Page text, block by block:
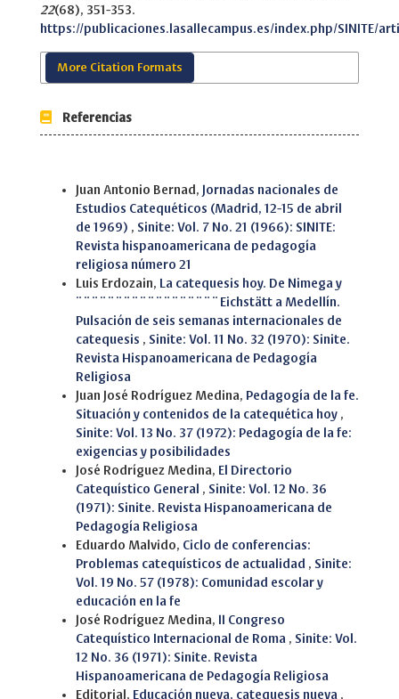
22(68), 351-353.
https://publicaciones.lasallecampus.es/index.php/SINITE/
More Citation Formats
Referencias
Juan Antonio Bernad, Jornadas nacionales de
Estudios Catequéticos (Madrid, 12-15 de abril
de 1969) , Sinite: Vol. 7 No. 21 (1966): SINITE:
Revista hispanoamericana de pedagogía
religiosa número 21
Luis Erdozain, La catequesis hoy. De Nimega y
¨¨¨¨¨¨¨¨¨¨¨¨¨¨¨¨¨¨Eichstätt a Medellín.
Pulsación de seis semanas internacionales de
catequesis , Sinite: Vol. 11 No. 32 (1970): Sinite.
Revista Hispanoamericana de Pedagogía
Religiosa
Juan José Rodríguez Medina, Pedagogía de la fe.
Situación y contenidos de la catequética hoy ,
Sinite: Vol. 13 No. 37 (1972): Pedagogía de la fe:
exigencias y posibilidades
José Rodríguez Medina, El Directorio
Catequístico General , Sinite: Vol. 12 No. 36
(1971): Sinite. Revista Hispanoamericana de
Pedagogía Religiosa
Eduardo Malvido, Ciclo de conferencias:
Problemas catequísticos de actualidad , Sinite:
Vol. 19 No. 57 (1978): Comunidad escolar y
educación en la fe
José Rodríguez Medina,
II Congreso
Catequístico Internacional de Roma , Sinite: Vol.
12 No. 36 (1971): Sinite. Revista
Hispanoamericana de Pedagogía Religiosa
Editorial, Educación nueva, catequesis nueva ,